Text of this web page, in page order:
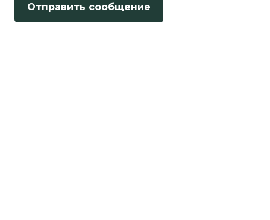
Отправить сообщение